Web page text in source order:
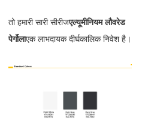
तो हमारी सारी सीरीजएल्यूमीनियम लौवरेड
पेर्गोलाएक लाभदायक दीर्घकालिक निवेश है।